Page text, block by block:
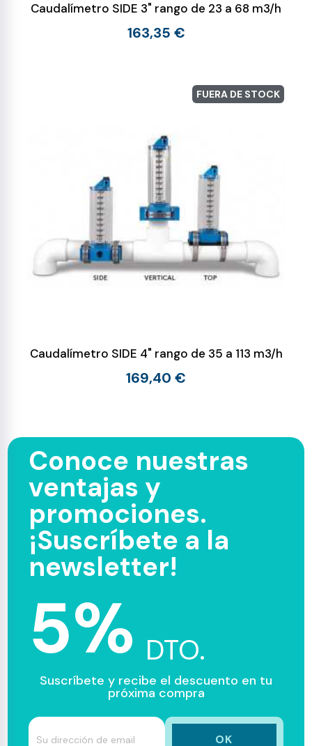
Caudalímetro SIDE 3" rango de 23 a 68 m3/h
163,35 €
FUERA DE STOCK
Caudalímetro SIDE 4" rango de 35 a 113 m3/h
169,40 €
Conoce nuestras
ventajas y
promociones.
¡Suscríbete a la
newsletter!
5% DTO.
Suscríbete y recibe el descuento en tu
próxima compra